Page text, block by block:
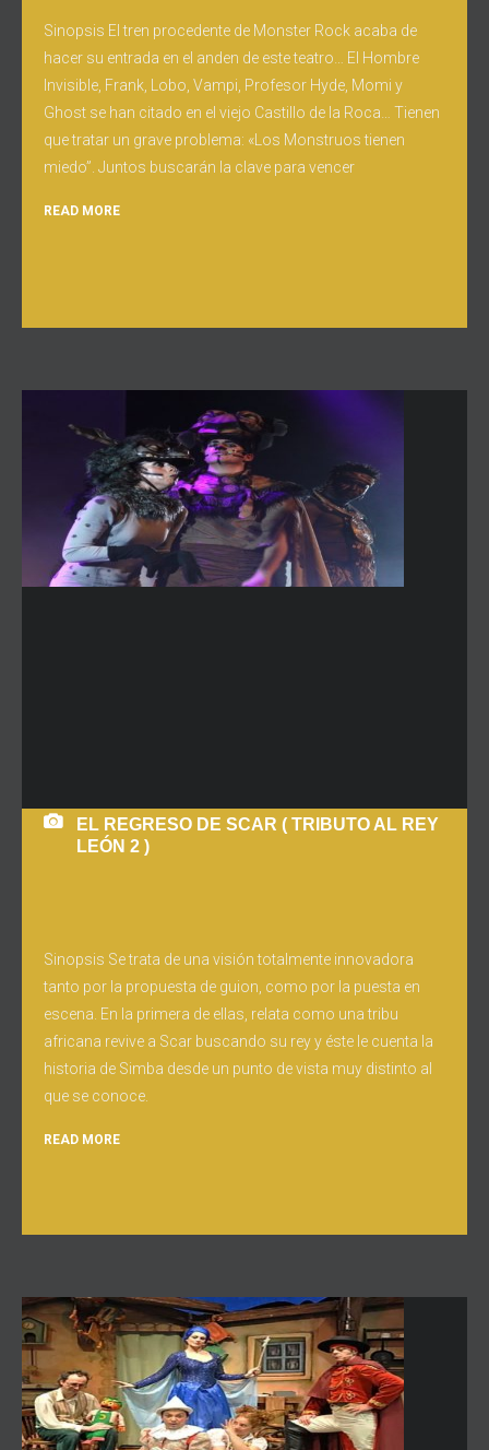
Sinopsis El tren procedente de Monster Rock acaba de
hacer su entrada en el anden de este teatro… El Hombre
Invisible, Frank, Lobo, Vampi, Profesor Hyde, Momi y
Ghost se han citado en el viejo Castillo de la Roca… Tienen
que tratar un grave problema: «Los Monstruos tienen
miedo”. Juntos buscarán la clave para vencer
READ MORE
EL REGRESO DE SCAR ( TRIBUTO AL REY
LEÓN 2 )
Sinopsis Se trata de una visión totalmente innovadora
tanto por la propuesta de guion, como por la puesta en
escena. En la primera de ellas, relata como una tribu
africana revive a Scar buscando su rey y éste le cuenta la
historia de Simba desde un punto de vista muy distinto al
que se conoce.
READ MORE